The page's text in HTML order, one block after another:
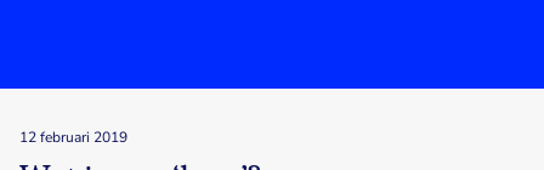
12 februari 2019